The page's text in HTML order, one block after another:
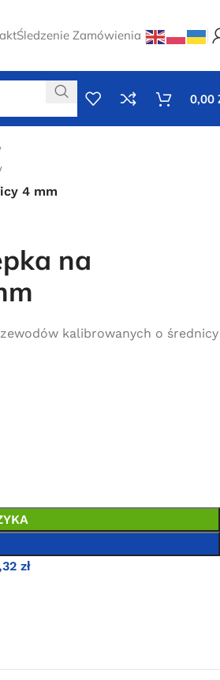
Śledzenie Zamówienia
0,00
4 mm
na
kalibrowanych o średnicy
zł